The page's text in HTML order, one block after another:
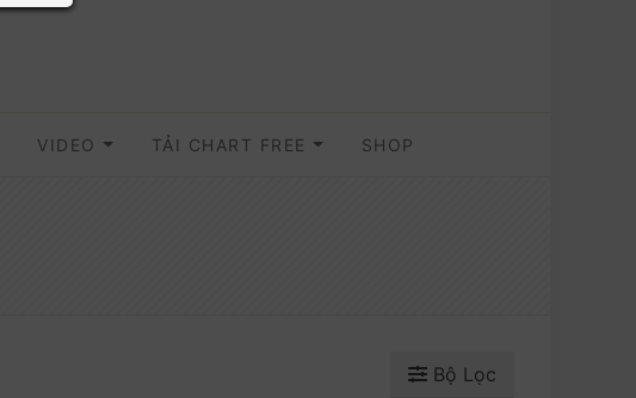
VIDEO TẢI CHART FREE SHOP
Bộ Lọc